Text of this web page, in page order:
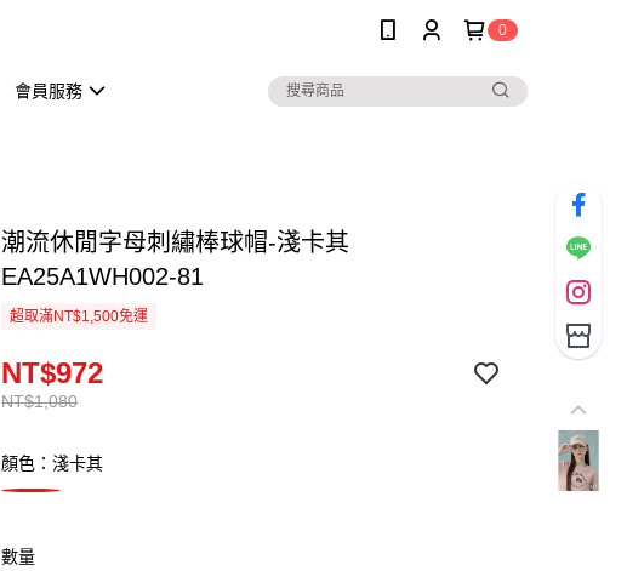
0
會員服務
潮流休閒字母刺繡棒球帽-淺卡其
EA25A1WH002-81
超取滿NT$1,500免運
NT$1,080
NT$972
顏色：淺卡其
數量